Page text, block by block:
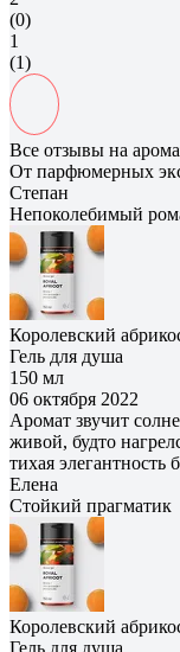
(0)
1
(1)
Все отзывы на
От парфюмерных
Степан
Непоколебимый
Королевский
Гель для душа
150 мл
06 октября 2022
Аромат звучит
живой, будто
тихая элегантность
Елена
Cтойкий прагматик
Королевский
Гель для душа